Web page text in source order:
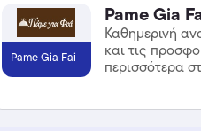
Pame Gia Fai
Pame Gia
Καθημερινή
και τις
περισσότερα